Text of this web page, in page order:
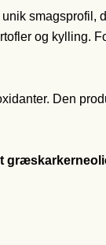
og kylling.
Den